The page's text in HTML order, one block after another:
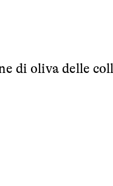
di oliva delle